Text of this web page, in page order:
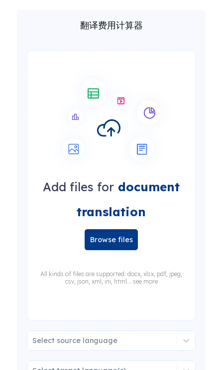
翻译费用计算器
Add files for document
translation
Browse files
All kinds of files are supported: docx, xlsx, pdf, jpeg,
csv, json, xml, ini, html... see more
Select source language